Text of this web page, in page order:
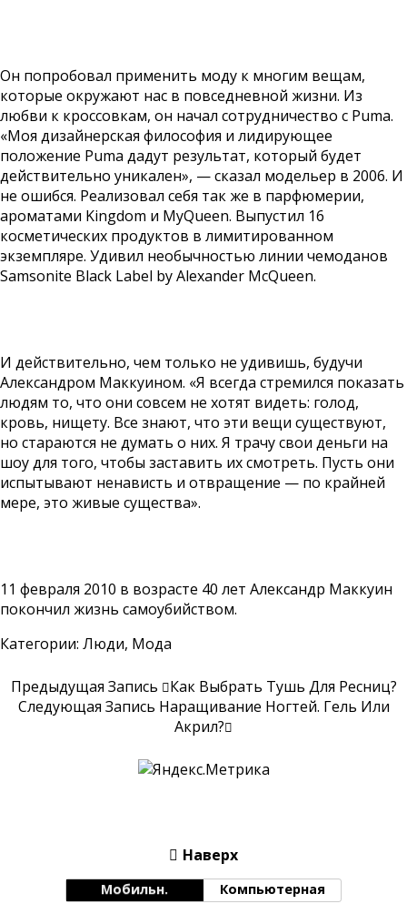
Он попробовал применить моду к многим вещам,
которые окружают нас в повседневной жизни. Из
любви к кроссовкам, он начал сотрудничество с Puma.
«Моя дизайнерская философия и лидирующее
положение Puma дадут результат, который будет
действительно уникален», — сказал модельер в 2006. И
не ошибся. Реализовал себя так же в парфюмерии,
ароматами Kingdom и MyQueen. Выпустил 16
косметических продуктов в лимитированном
экземпляре. Удивил необычностью линии чемоданов
Samsonite Black Label by Alexander McQueen.
И действительно, чем только не удивишь, будучи
Александром Маккуином. «Я всегда стремился показать
людям то, что они совсем не хотят видеть: голод,
кровь, нищету. Все знают, что эти вещи существуют,
но стараются не думать о них. Я трачу свои деньги на
шоу для того, чтобы заставить их смотреть. Пусть они
испытывают ненависть и отвращение — по крайней
мере, это живые существа».
11 февраля 2010 в возрасте 40 лет Александр Маккуин
покончил жизнь самоубийством.
Категории: Люди, Мода
Предыдущая Запись
Как Выбрать Тушь Для Ресниц?
Следующая Запись Наращивание Ногтей. Гель Или
Акрил?
Наверх
Мобильн. Компьютерная